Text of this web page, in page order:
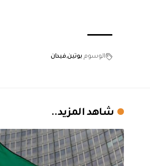
الوسوم بوتين فيدان
شاهد المزيد..